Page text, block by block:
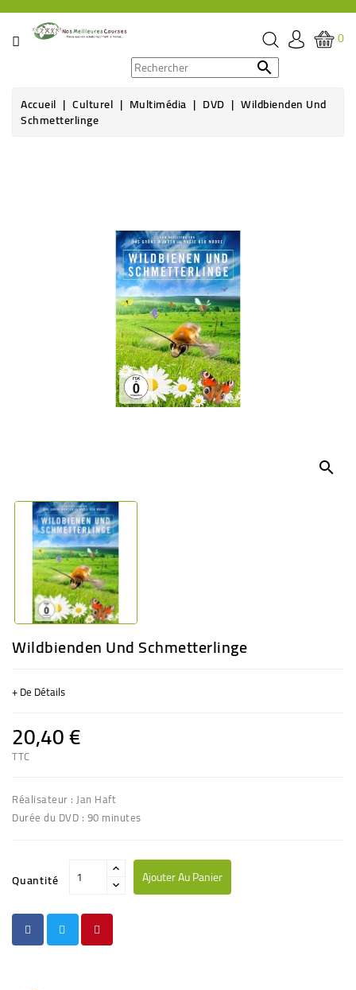
CATÉGORIE
ÉPICERIE
0

Accueil Culturel Multimédia DVD Wildbienden Und
Schmetterlinge
search
Wildbienden Und Schmetterlinge
+ De Détails
20,40 €
TTC
Réalisateur : Jan Haft
Durée du DVD : 90 minutes
Quantité Ajouter Au Panier